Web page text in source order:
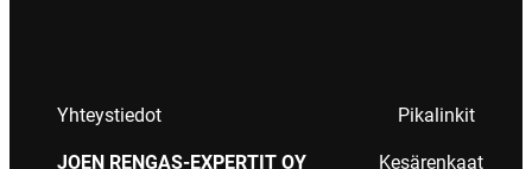
Yhteystiedot
JOEN RENGAS-EXPERTIT OY
Pikalinkit
Kesärenkaat